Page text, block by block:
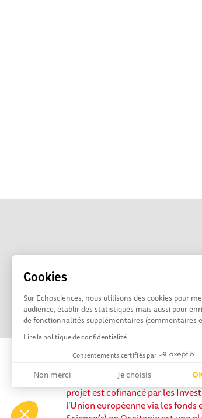
Cookies
Sur Echosciences, nous utilisons des cookies pour
audience, établir des statistiques mais aussi pour
de fonctionnalités supplémentaires (commentaires
Lire la politique de confidentialité
Consentements certifiés par
Non merci Je choisis
Axeptio consent
Plateforme de Gestion du Consentement :
La plateforme Science(s) en
sciences et de technologies du
Science, avec la participation et
projet est cofinancé par les
l’Union européenne via les